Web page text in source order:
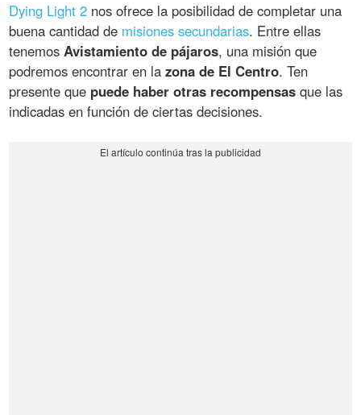
Dying Light 2 nos ofrece la posibilidad de completar una
buena cantidad de misiones secundarias. Entre ellas
tenemosAvistamiento de pájaros, una misión que
podremos encontrar en lazona de El Centro. Ten
presente que puede haber otras recompensas que las
indicadas en función de ciertas decisiones.